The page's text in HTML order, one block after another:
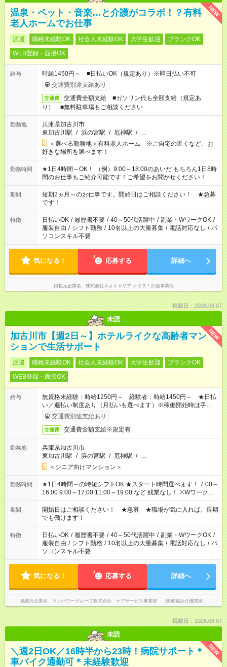
NEW
温泉・ペット・音楽…と介護がコラボ！？有料
老人ホームでお仕事
派遣 職種未経験OK 社会人未経験OK 大学生歓迎
ブランクOK
WEB登録・面接OK
給与
時給1450円～ ■日払いOK（規定あり）※即日払い不可
交通費別途支給あり
交通費
交通費全額支給 ■ガソリン代も全額支給（規定あ
り） ■無料駐車場もご相談ください
勤務地
兵庫県加古川市
東加古川駅 / 浜の宮駅 / 厄神駅 / …
＜選べる勤務地＞有料老人ホーム ※ご自宅の近くなど、お
好きな場所を選べます！
勤務時間
★1日4時間～OK！ （例）9:00～18:00のあいだ もちろん1日8時
間のお仕事もご紹介可能です！ご希望をお聞かせください！★家
庭の都合でお休みが必要な場合も遠慮なくご相談ください。 ※
週最低15時間以上の勤務が必要です
期間
短期2ヵ月～のお仕事です。開始日はご相談ください！ ★急募
です！
特徴 日払いOK / 履歴書不要 / 40～50代活躍中 / 副業・WワークOK /
服装自由 / シフト勤務 / 10名以上の大量募集 / 電話対応なし / パ
ソコンスキル不要
気になる！ 応募する 詳細へ
掲載元企業名 株式会社ネオキャリア ナイス！介護事業部
掲載日：2026.08.07
未読
NEW
加古川市【週2日～】ホテルライクな高齢者マン
ションで生活サポート
派遣 職種未経験OK 社会人未経験OK 大学生歓迎
ブランクOK
WEB登録・面接OK
給与
無資格未経験：時給1250円～ 経験者：時給1450円～ ★日払
い／週払い制度あり（月払いも選べます）※稼働開始時は手続き
完了次第のお支払いとなります。
交通費別途支給あり
交通費 交通費全額支給※規定有
勤務地
兵庫県加古川市
東加古川駅 / 浜の宮駅 / 厄神駅 / …
＜シニア向けマンション＞
勤務時間
★1日4時間～の時短シフトOK ★スタート時間選べます！ 7:00～
16:00 9:00～17:00 11:00～19:00 など 残業なし！ ※Wワークの
場合、他のお仕事と合わせ週40時間超の就業はご案内できませ
ん ※法令に基づき、週20時間以上勤務は社会保険への加入対象
となります ※労働者派遣法（日雇い派遣の原則禁止）により、
短時間・短期間の就業はご案内が難しい場合があります
期間
開始日はご相談ください！ ★急募 ★職場が気に入れば、長期
でも働けます！
特徴 日払いOK / 履歴書不要 / 40～50代活躍中 / 副業・WワークOK /
服装自由 / シフト勤務 / 10名以上の大量募集 / 電話対応なし / パ
ソコンスキル不要
気になる！ 応募する 詳細へ
掲載元企業名 マンパワーグループ株式会社 ケアサービス事業部 （医療福祉介護関連）
掲載日：2026.08.07
未読
NEW
＼週2日OK／16時半から23時！病院サポート＊
車バイク通勤可＊未経験歓迎